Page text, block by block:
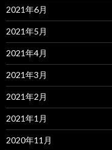
2021年6月
2021年5月
2021年4月
2021年3月
2021年2月
2021年1月
2020年11月